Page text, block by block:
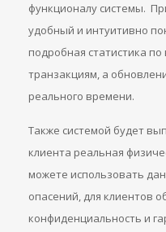
функционалу системы.
удобный и интуитивно
подробная статистика
транзакциям, а
реального времени.
Также системой будет
клиента реальная
можете использовать
опасений, для клиентов
конфиденциальность и